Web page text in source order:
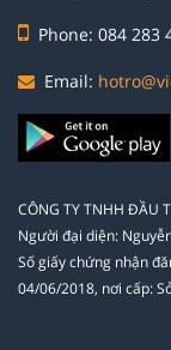
Phone: 084 283
Email:
CÔNG TY TNHH ĐẦU
Người đại diện:
Số giấy chứng nhận
04/06/2018, nơi cấp: